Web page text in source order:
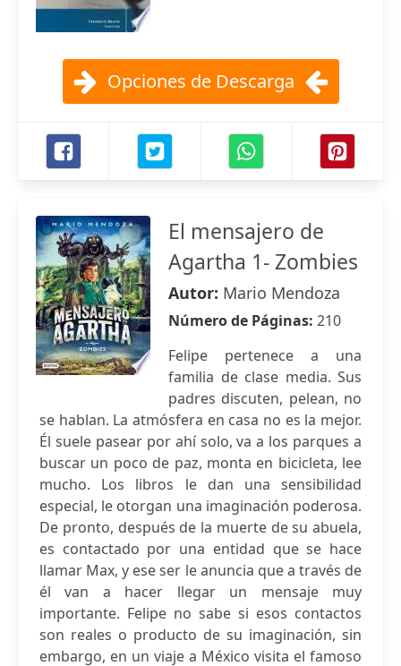
Opciones de Descarga
El mensajero de
Agartha 1- Zombies
Autor: Mario Mendoza
Número de Páginas: 210
Felipe pertenece a una
familia de clase media. Sus
padres discuten, pelean, no
se hablan. La atmósfera en casa no es la mejor.
Él suele pasear por ahí solo, va a los parques a
buscar un poco de paz, monta en bicicleta, lee
mucho. Los libros le dan una sensibilidad
especial, le otorgan una imaginación poderosa.
De pronto, después de la muerte de su abuela,
es contactado por una entidad que se hace
llamar Max, y ese ser le anuncia que a través de
él van a hacer llegar un mensaje muy
importante. Felipe no sabe si esos contactos
son reales o producto de su imaginación, sin
embargo, en un viaje a México visita el famoso